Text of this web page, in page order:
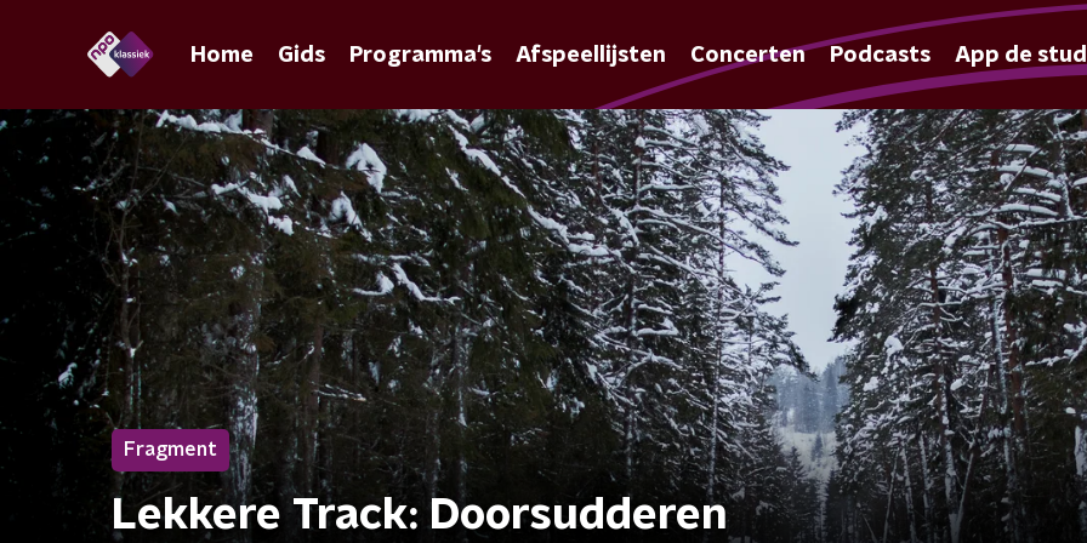
Home Gids Programma's Afspeellijsten Concerten Podcasts App de
Fragment
Lekkere Track: Doorsudderen